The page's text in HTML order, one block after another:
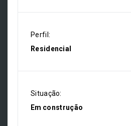
Perfil:
Residencial
Situação:
Em construção